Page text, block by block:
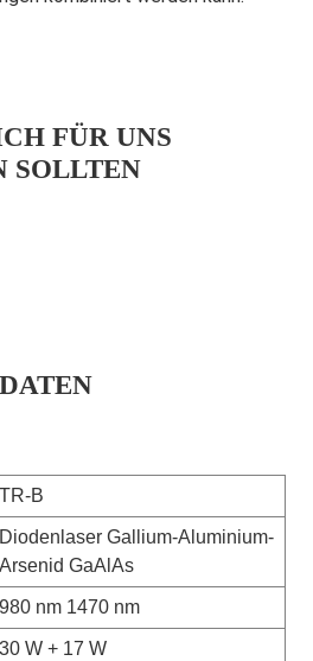
FÜR UNS
SOLLTEN
TR-B
Diodenlaser Gallium-Aluminium-
Arsenid GaAlAs
980 nm 1470 nm
30 W + 17 W